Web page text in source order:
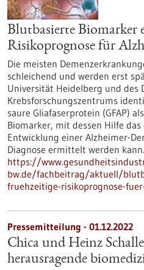
Blutbasierte Biomarker
Risikoprognose für
Die meisten
schleichend und werden erst
Universität Heidelberg und des
Krebsforschungszentrums
saure Gliafaserprotein (GFAP)
Biomarker, mit dessen Hilfe
Entwicklung einer Alzheimer-
Diagnose ermittelt werden kann.
https://
bw.de/fachbeitrag/aktuell/
fruehzeitige-risikoprognose-
Pressemitteilung - 01.12.2022
Chica und Heinz
herausragende